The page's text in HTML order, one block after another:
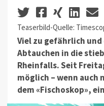
Teaserbild-Quelle:
Viel zu gefährlich
Abtauchen in die
Rheinfalls. Seit
möglich – wenn
dem «Fischoskop»,